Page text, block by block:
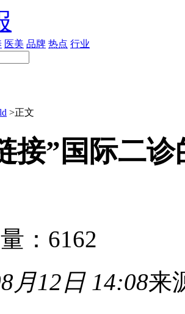
医美 品牌 热点 行业
>正文
接”国际二
：6162
月12日 14:08来